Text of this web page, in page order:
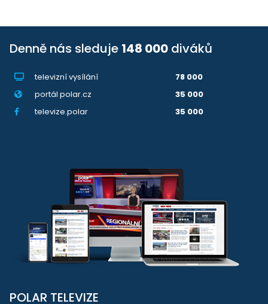
Denně nás sleduje 148 000 diváků
televizní vysílání
78 000
portál polar.cz
35 000
televize.polar
35 000
POLAR TELEVIZE